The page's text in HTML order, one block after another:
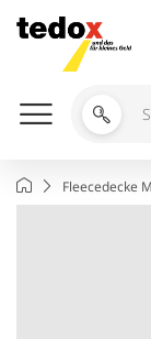
Inhalt
springen
Shop
StartseiteFleecedecke